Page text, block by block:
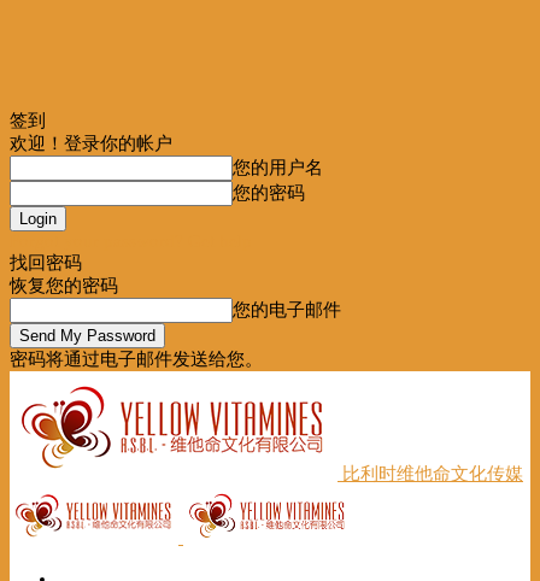
签到
欢迎！登录你的帐户
您的用户名
您的密码
找回密码
恢复您的密码
您的电子邮件
密码将通过电子邮件发送给您。
比利时维他命文化传媒